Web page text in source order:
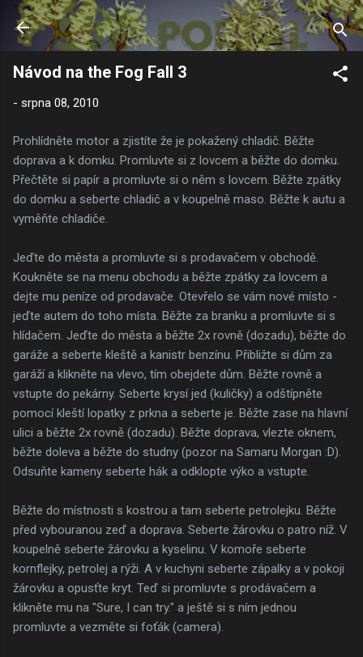
Přeskočit na hlavní obsah
Návod na the Fog Fall 3
- srpna 08, 2010
Prohlídněte motor a zjistíte že je pokažený chladič. Běžte
doprava a k domku. Promluvte si z lovcem a běžte do domku.
Přečtěte si papír a promluvte si o něm s lovcem. Běžte zpátky
do domku a seberte chladič a v koupelně maso. Běžte k autu a
vyměňte chladiče.
Jeďte do města a promluvte si s prodavačem v obchodě.
Koukněte se na menu obchodu a běžte zpátky za lovcem a
dejte mu peníze od prodavače. Otevřelo se vám nové místo -
jeďte autem do toho místa. Běžte za branku a promluvte si s
hlídačem. Jeďte do města a běžte 2x rovně (dozadu), běžte do
garáže a seberte kleště a kanistr benzínu. Přibližte si dům za
garáží a klikněte na vlevo, tím obejdete dům. Běžte rovně a
vstupte do pekárny. Seberte krysí jed (kuličky) a odštípněte
pomocí kleští lopatky z prkna a seberte je. Běžte zase na hlavní
ulici a běžte 2x rovně (dozadu). Běžte doprava, vlezte oknem,
běžte doleva a běžte do studny (pozor na Samaru Morgan :D).
Odsuňte kameny seberte hák a odklopte výko a vstupte.
Běžte do místnosti s kostrou a tam seberte petrolejku. Běžte
před vybouranou zeď a doprava. Seberte žárovku o patro níž. V
koupelně seberte žárovku a kyselinu. V komoře seberte
kornflejky, petrolej a rýži. A v kuchyni seberte zápalky a v pokoji
žárovku a opusťte kryt. Teď si promluvte s prodávačem a
klikněte mu na "Sure, I can try." a ještě si s ním jednou
promluvte a vezměte si foťák (camera).